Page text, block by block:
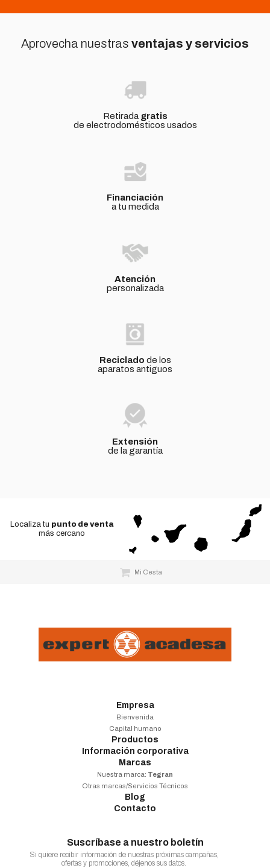
Aprovecha nuestras ventajas y servicios
Retirada gratis
de electrodomésticos usados
Financiación
a tu medida
Atención
personalizada
Reciclado de los
aparatos antiguos
Extensión
de la garantía
Localiza tu punto de venta
más cercano
Mi Cesta
Empresa
Bienvenida
Capital humano
Productos
Información corporativa
Marcas
Nuestra marca: Tegran
Otras marcas/Servicios Técnicos
Blog
Contacto
Suscríbase a nuestro boletín
Si quiere recibir información de nuestras próximas campañas,
ofertas y promociones, déjenos sus datos.